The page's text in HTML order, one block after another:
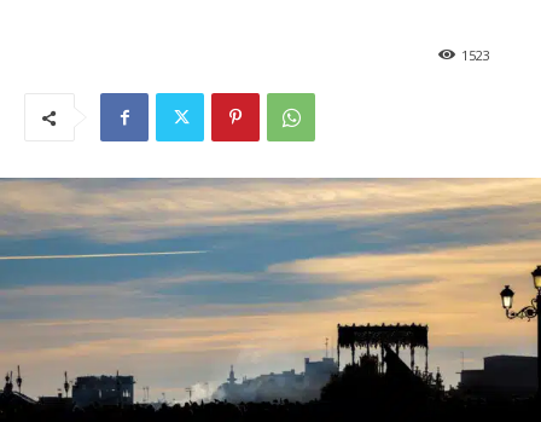
1523